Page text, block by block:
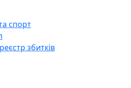
спорт
збитків